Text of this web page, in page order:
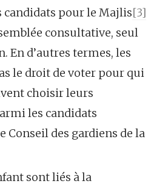
candidats pour le Majlis[3]
consultative, seul
En d’autres termes, les
le droit de voter pour qui
choisir leurs
les candidats
Conseil des gardiens de la
sont liés à la